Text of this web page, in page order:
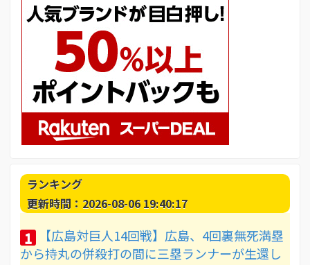
ランキング
更新時間：2026-08-06 19:40:17
1
【広島対巨人14回戦】広島、4回裏無死満塁
から持丸の併殺打の間に三塁ランナーが生還し